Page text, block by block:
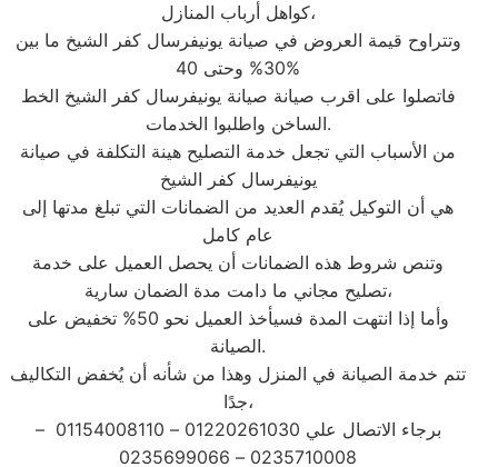
كواهل أرباب المنازل،
وتتراوح قيمة العروض في صيانة يونيفرسال كفر الشيخ ما بين
30% وحتى 40%
فاتصلوا على اقرب صيانة صيانة يونيفرسال كفر الشيخ الخط
الساخن واطلبوا الخدمات.
من الأسباب التي تجعل خدمة التصليح هينة التكلفة في صيانة
يونيفرسال كفر الشيخ
هي أن التوكيل يُقدم العديد من الضمانات التي تبلغ مدتها إلى
عام كامل
وتنص شروط هذه الضمانات أن يحصل العميل على خدمة
تصليح مجاني ما دامت مدة الضمان سارية،
وأما إذا انتهت المدة فسيأخذ العميل نحو 50% تخفيض على
الصيانة.
تتم خدمة الصيانة في المنزل وهذا من شأنه أن يُخفض التكاليف
جدًا،
برجاء الاتصال علي 01220261030 – 01154008110 –
0235710008 – 0235699066